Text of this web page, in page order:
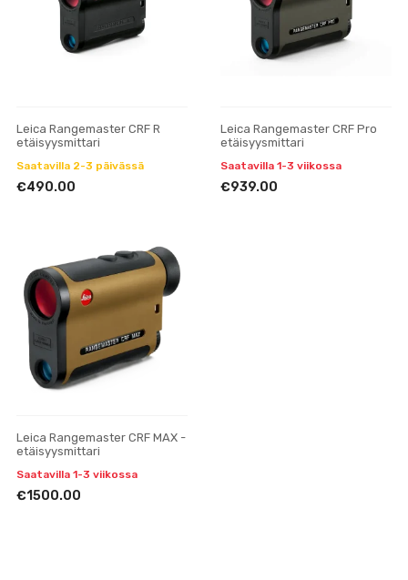
Leica Rangemaster CRF R
etäisyysmittari
Saatavilla 2-3 päivässä
€490.00
Leica Rangemaster CRF Pro
etäisyysmittari
Saatavilla 1-3 viikossa
€939.00
Leica Rangemaster CRF MAX -
etäisyysmittari
Saatavilla 1-3 viikossa
€1500.00